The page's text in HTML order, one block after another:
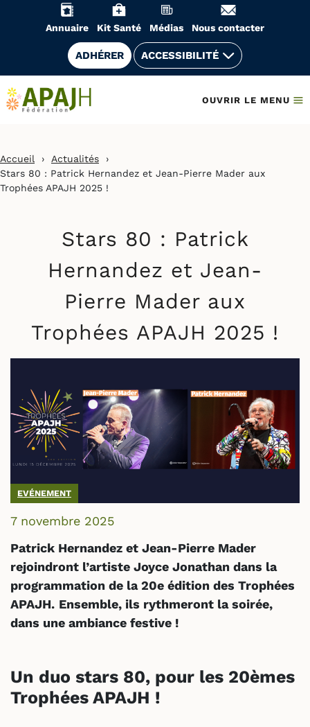
Annuaire Kit Santé Médias Nous contacter
ADHÉRER ACCESSIBILITÉ
OUVRIR LE MENU
Accueil › Actualités
›
Stars 80 : Patrick Hernandez et Jean-Pierre Mader aux
Trophées APAJH 2025 !
Stars 80 : Patrick
Hernandez et Jean-
Pierre Mader aux
Trophées APAJH 2025 !
EVÉNEMENT
7 novembre 2025
Patrick Hernandez et Jean-Pierre Mader
rejoindront l’artiste Joyce Jonathan dans la
programmation de la 20e édition des Trophées
APAJH. Ensemble, ils rythmeront la soirée,
dans une ambiance festive !
Un duo stars 80, pour les 20èmes
Trophées APAJH !